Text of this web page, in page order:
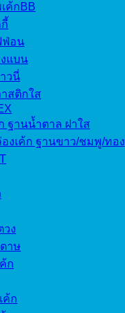
ค้กBB
ฟ่อน
แบน
วนี่
สติกใส
ฐานน้ำตาล ฝาใส
องเค้ก ฐานขาว/ชมพู/ทอง
ง
าษ
ก
ค้ก